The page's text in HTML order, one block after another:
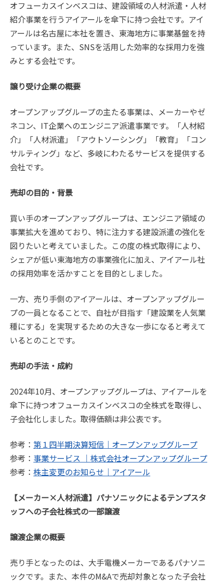
オフューカスインベスコは、建設領域の人材派遣・人材
紹介事業を行うアイアールを傘下に持つ会社です。アイ
アールは名古屋に本社を置き、東海地方に事業基盤を持
っています。また、SNSを活用した効率的な採用力を強
みとする会社です。
譲り受け企業の概要
オープンアップグループの主たる事業は、メーカーやゼ
ネコン、IT企業へのエンジニア派遣事業です。「人材紹
介」「人材派遣」「アウトソーシング」「教育」「コン
サルティング」など、多岐にわたるサービスを提供する
会社です。
売却の目的・背景
買い手のオープンアップグループは、エンジニア領域の
事業拡大を進めており、特に注力する建設派遣の強化を
図りたいと考えていました。この度の株式取得により、
シェアが低い東海地方の事業強化に加え、アイアール社
の採用効率を活かすことを目的としました。
一方、売り手側のアイアールは、オープンアップグルー
プの一員となることで、自社が目指す「建設業を人気業
種にする」を実現するための大きな一歩になると考えて
いるとのことです。
売却の手法・成約
2024年10月、オープンアップグループは、アイアールを
傘下に持つオフューカスインベスコの全株式を取得し、
子会社化しました。取得価額は非公表です。
参考： 第１四半期決算短信｜オープンアップグループ
参考： 事業サービス ｜株式会社オープンアップグループ
参考： 株主変更のお知らせ｜アイアール
【メーカー×人材派遣】パナソニックによるテンプスタ
ッフへの子会社株式の一部譲渡
譲渡企業の概要
売り手となったのは、大手電機メーカーであるパナソニ
ックです。また、本件のM&Aで売却対象となった子会社